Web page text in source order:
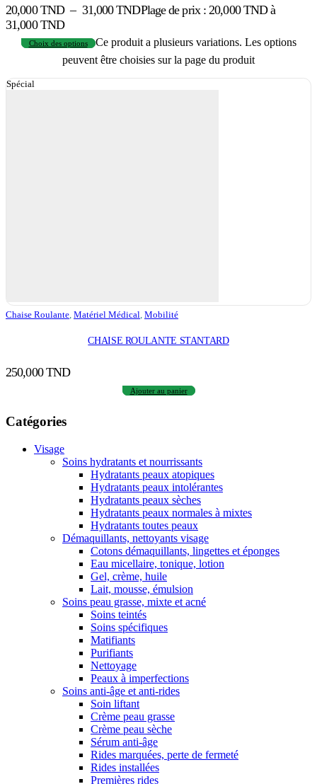
20,000TND – 31,000TNDPlage de prix : 20,000 TND à
31,000 TND
Choix des options
Ce produit a plusieurs variations. Les options
peuvent être choisies sur la page du produit
Spécial
Chaise Roulante, Matériel Médical, Mobilité
CHAISE ROULANTE STANTARD
250,000TND
Ajouter au panier
Catégories
Visage
Soins hydratants et nourrissants
Hydratants peaux atopiques
Hydratants peaux intolérantes
Hydratants peaux sèches
Hydratants peaux normales à mixtes
Hydratants toutes peaux
Démaquillants, nettoyants visage
Cotons démaquillants, lingettes et éponges
Eau micellaire, tonique, lotion
Gel, crème, huile
Lait, mousse, émulsion
Soins peau grasse, mixte et acné
Soins teintés
Soins spécifiques
Matifiants
Purifiants
Nettoyage
Peaux à imperfections
Soins anti-âge et anti-rides
Soin liftant
Crème peau grasse
Crème peau sèche
Sérum anti-âge
Rides marquées, perte de fermeté
Rides installées
Premières rides